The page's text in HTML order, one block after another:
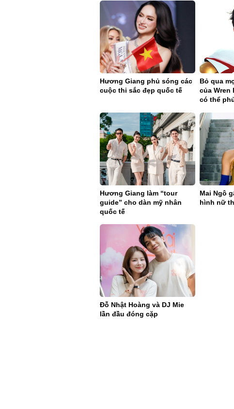
Hương Giang phủ sóng các
cuộc thi sắc đẹp quốc tế
Bỏ qua
của Wren
có thể
Hương Giang làm “tour
guide” cho dàn mỹ nhân
quốc tế
Mai Ngô
hình nữ
Đỗ Nhật Hoàng và DJ Mie
lần đầu đóng cặp